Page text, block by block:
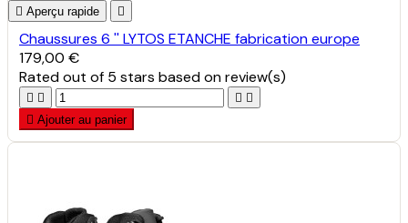
 Aperçu rapide 
Chaussures 6 '' LYTOS ETANCHE fabrication europe
179,00 €
Ratedout of 5 stars based onreview(s)
   
 Ajouter au panier